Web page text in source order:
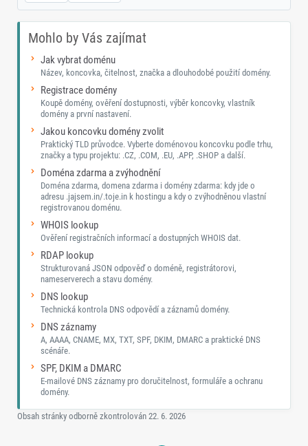
Mohlo by Vás zajímat
Jak vybrat doménu
Název, koncovka, čitelnost, značka a dlouhodobé použití domény.
Registrace domény
Koupě domény, ověření dostupnosti, výběr koncovky, vlastník
domény a první nastavení.
Jakou koncovku domény zvolit
Praktický TLD průvodce. Vyberte doménovou koncovku podle trhu,
značky a typu projektu: .CZ, .COM, .EU, .APP, .SHOP a další.
Doména zdarma a zvýhodnění
Doména zdarma, domena zdarma i domény zdarma: kdy jde o
adresu .jajsem.in/.toje.in k hostingu a kdy o zvýhodněnou vlastní
registrovanou doménu.
WHOIS lookup
Ověření registračních informací a dostupných WHOIS dat.
RDAP lookup
Strukturovaná JSON odpověď o doméně, registrátorovi,
nameserverech a stavu domény.
DNS lookup
Technická kontrola DNS odpovědí a záznamů domény.
DNS záznamy
A, AAAA, CNAME, MX, TXT, SPF, DKIM, DMARC a praktické DNS
scénáře.
SPF, DKIM a DMARC
E-mailové DNS záznamy pro doručitelnost, formuláře a ochranu
domény.
Obsah stránky odborně zkontrolován 22. 6. 2026